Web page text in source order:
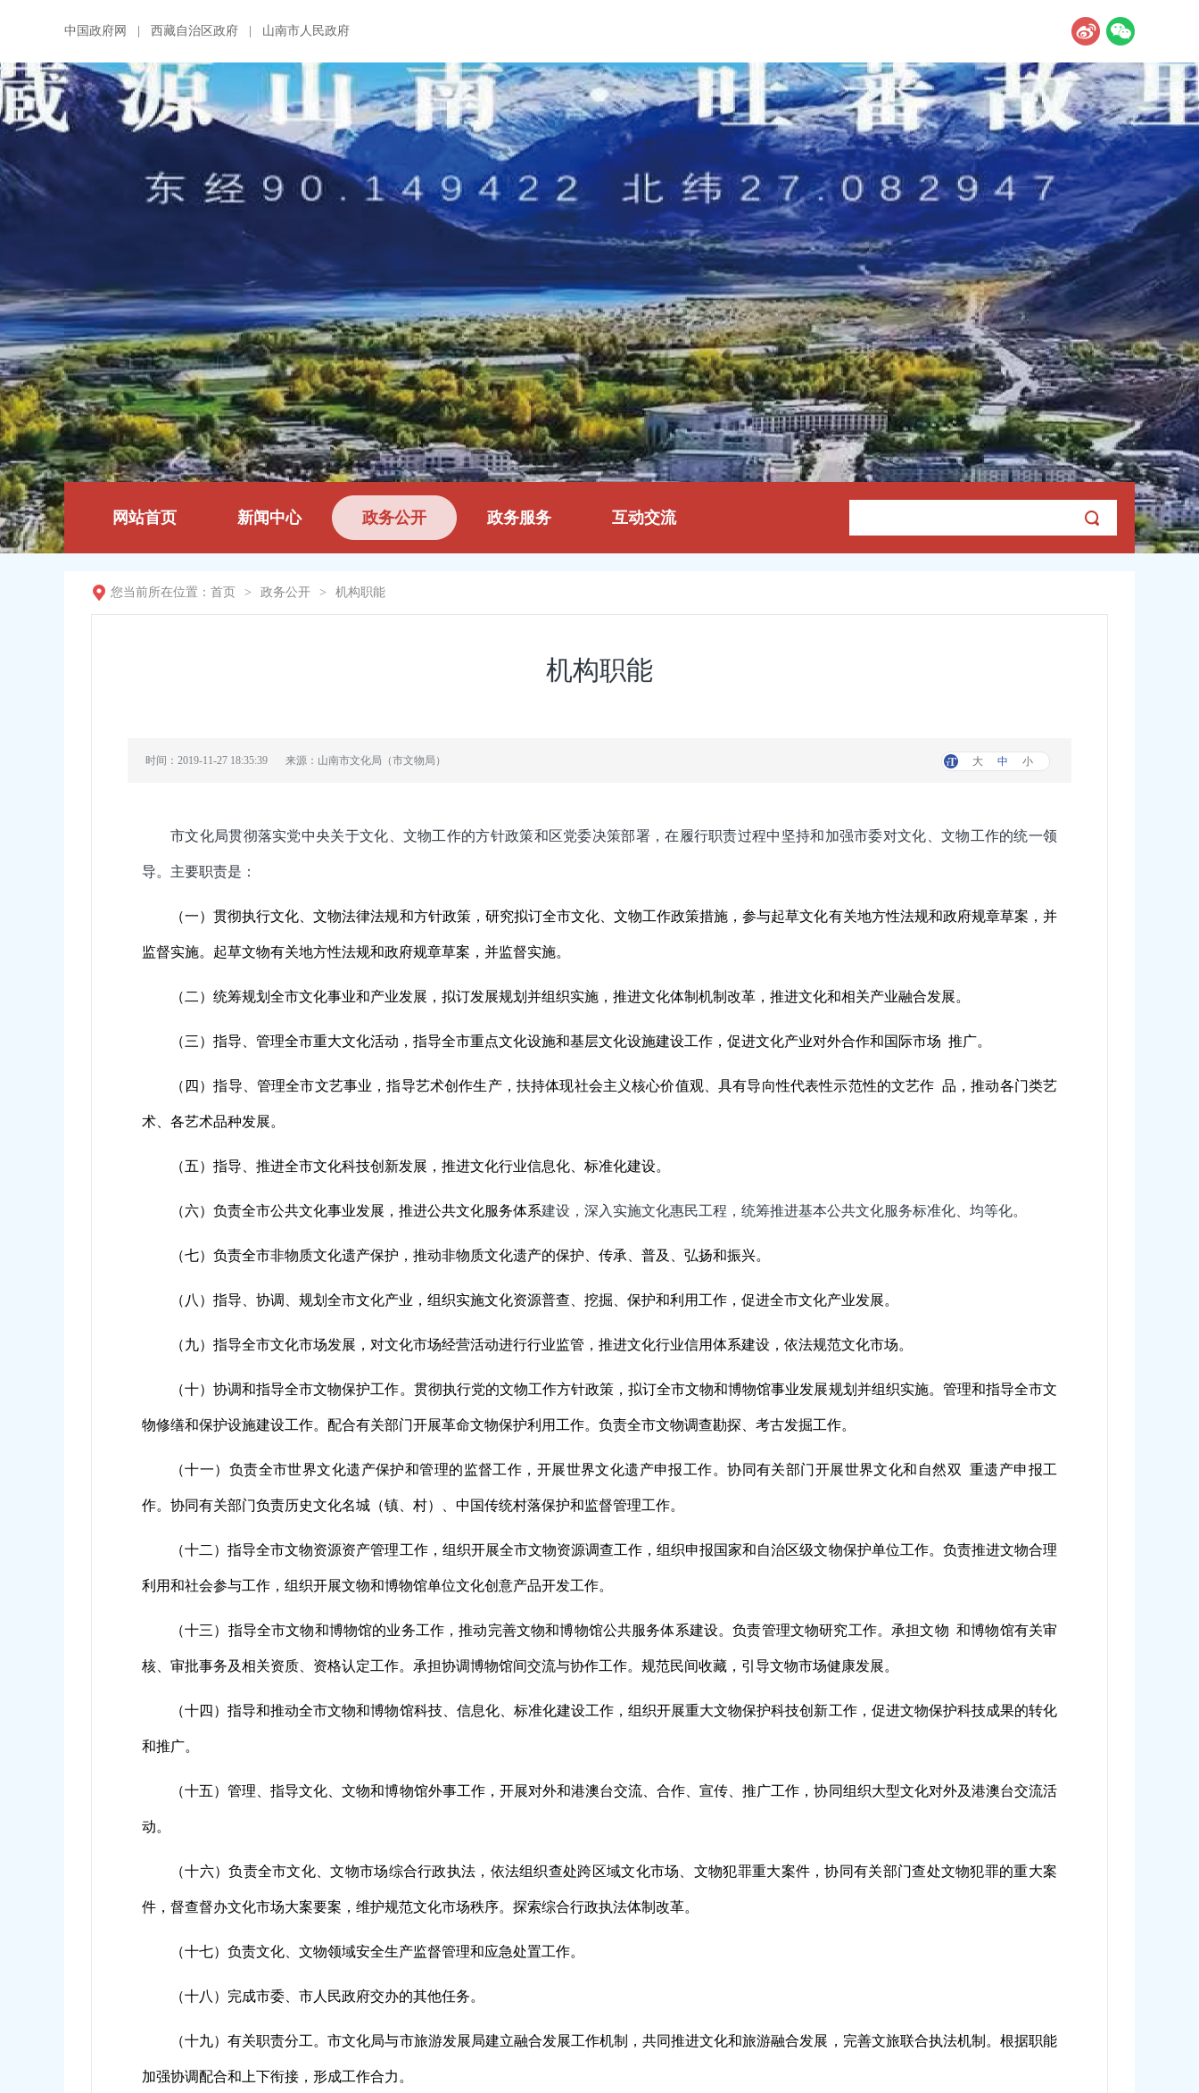
中国政府网 西藏自治区政府 山南市人民政府
网站首页 新闻中心 政务公开 政务服务 互动交流
您当前所在位置： 首页 > 政务公开 > 机构职能
机构职能
时间：2019-11-27 18:35:39 来源：山南市文化局（市文物局） 大 中 小
市文化局贯彻落实党中央关于文化、文物工作的方针政策和区党委决策部署，在履行职责过程中坚持和加强市委对文化、文物工作的统一领
导。主要职责是：
（一）贯彻执行文化、文物法律法规和方针政策，研究拟订全市文化、文物工作政策措施，参与起草文化有关地方性法规和政府规章草案，并
监督实施。起草文物有关地方性法规和政府规章草案，并监督实施。
（二）统筹规划全市文化事业和产业发展，拟订发展规划并组织实施，推进文化体制机制改革，推进文化和相关产业融合发展。
（三）指导、管理全市重大文化活动，指导全市重点文化设施和基层文化设施建设工作，促进文化产业对外合作和国际市场 推广。
（四）指导、管理全市文艺事业，指导艺术创作生产，扶持体现社会主义核心价值观、具有导向性代表性示范性的文艺作 品，推动各门类艺
术、各艺术品种发展。
（五）指导、推进全市文化科技创新发展，推进文化行业信息化、标准化建设。
（六）负责全市公共文化事业发展，推进公共文化服务体系建设，深入实施文化惠民工程，统筹推进基本公共文化服务标准化、均等化。
（七）负责全市非物质文化遗产保护，推动非物质文化遗产的保护、传承、普及、弘扬和振兴。
（八）指导、协调、规划全市文化产业，组织实施文化资源普查、挖掘、保护和利用工作，促进全市文化产业发展。
（九）指导全市文化市场发展，对文化市场经营活动进行行业监管，推进文化行业信用体系建设，依法规范文化市场。
（十）协调和指导全市文物保护工作。贯彻执行党的文物工作方针政策，拟订全市文物和博物馆事业发展规划并组织实施。管理和指导全市文
物修缮和保护设施建设工作。配合有关部门开展革命文物保护利用工作。负责全市文物调查勘探、考古发掘工作。
（十一）负责全市世界文化遗产保护和管理的监督工作，开展世界文化遗产申报工作。协同有关部门开展世界文化和自然双 重遗产申报工
作。协同有关部门负责历史文化名城（镇、村）、中国传统村落保护和监督管理工作。
（十二）指导全市文物资源资产管理工作，组织开展全市文物资源调查工作，组织申报国家和自治区级文物保护单位工作。负责推进文物合理
利用和社会参与工作，组织开展文物和博物馆单位文化创意产品开发工作。
（十三）指导全市文物和博物馆的业务工作，推动完善文物和博物馆公共服务体系建设。负责管理文物研究工作。承担文物 和博物馆有关审
核、审批事务及相关资质、资格认定工作。承担协调博物馆间交流与协作工作。规范民间收藏，引导文物市场健康发展。
（十四）指导和推动全市文物和博物馆科技、信息化、标准化建设工作，组织开展重大文物保护科技创新工作，促进文物保护科技成果的转化
和推广。
（十五）管理、指导文化、文物和博物馆外事工作，开展对外和港澳台交流、合作、宣传、推广工作，协同组织大型文化对外及港澳台交流活
动。
（十六）负责全市文化、文物市场综合行政执法，依法组织查处跨区域文化市场、文物犯罪重大案件，协同有关部门查处文物犯罪的重大案
件，督查督办文化市场大案要案，维护规范文化市场秩序。探索综合行政执法体制改革。
（十七）负责文化、文物领域安全生产监督管理和应急处置工作。
（十八）完成市委、市人民政府交办的其他任务。
（十九）有关职责分工。市文化局与市旅游发展局建立融合发展工作机制，共同推进文化和旅游融合发展，完善文旅联合执法机制。根据职能
加强协调配合和上下衔接，形成工作合力。